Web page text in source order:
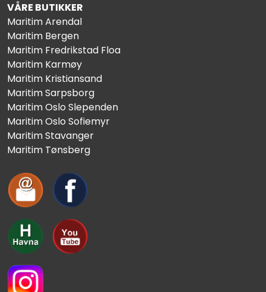
VÅRE BUTIKKER
Maritim Arendal
Maritim Bergen
Maritim Fredrikstad Floa
Maritim Karmøy
Maritim Kristiansand
Maritim Sarpsborg
Maritim Oslo Slependen
Maritim Oslo Sofiemyr
Maritim Stavanger
Maritim Tønsberg